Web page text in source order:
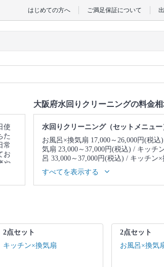
はじめての方へ ご満足保証について
使
た
常
お
や
範
：
」
大阪府水回りクリーニングの料金
水回りクリーニング（セットメニュー
お風呂×換気扇 17,000～26,000円(税込)
気扇 23,000～37,000円(税込)
キッチ
呂 33,000～37,000円(税込)
キッチン
×トイレ 39,000～43,000円(税込)
お風呂×トイレ×洗面所 43,000～47,000
すべてを表示する
2点セット
キッチン×換気扇
2点セット
お風呂×換気